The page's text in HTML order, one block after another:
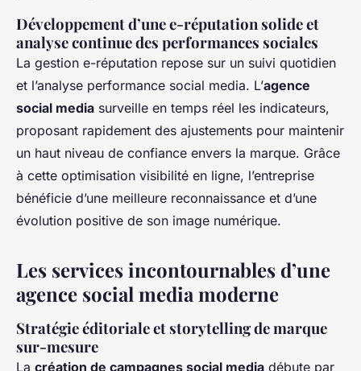
Développement d’une e-réputation solide et
analyse continue des performances sociales
La gestion e-réputation repose sur un suivi quotidien
et l’analyse performance social media. L’agence
social media surveille en temps réel les indicateurs,
proposant rapidement des ajustements pour maintenir
un haut niveau de confiance envers la marque. Grâce
à cette optimisation visibilité en ligne, l’entreprise
bénéficie d’une meilleure reconnaissance et d’une
évolution positive de son image numérique.
Les services incontournables d’une
agence social media moderne
Stratégie éditoriale et storytelling de marque
sur-mesure
La création de campagnes social media débute par